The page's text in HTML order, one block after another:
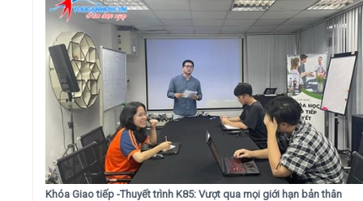
Khóa Giao tiếp -Thuyết trình K85: Vượt qua mọi giới hạn bản thân